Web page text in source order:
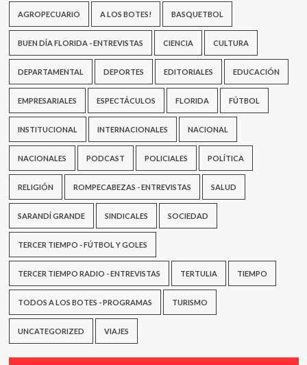
AGROPECUARIO A LOS BOTES! BASQUETBOL
BUEN DÍA FLORIDA - ENTREVISTAS CIENCIA CULTURA
DEPARTAMENTAL DEPORTES EDITORIALES EDUCACIÓN
EMPRESARIALES ESPECTÁCULOS FLORIDA FÚTBOL
INSTITUCIONAL INTERNACIONALES NACIONAL
NACIONALES PODCAST POLICIALES POLÍTICA
RELIGIÓN ROMPECABEZAS - ENTREVISTAS SALUD
SARANDÍ GRANDE SINDICALES SOCIEDAD
TERCER TIEMPO - FÚTBOL Y GOLES
TERCER TIEMPO RADIO - ENTREVISTAS TERTULIA TIEMPO
TODOS A LOS BOTES - PROGRAMAS TURISMO
UNCATEGORIZED VIAJES